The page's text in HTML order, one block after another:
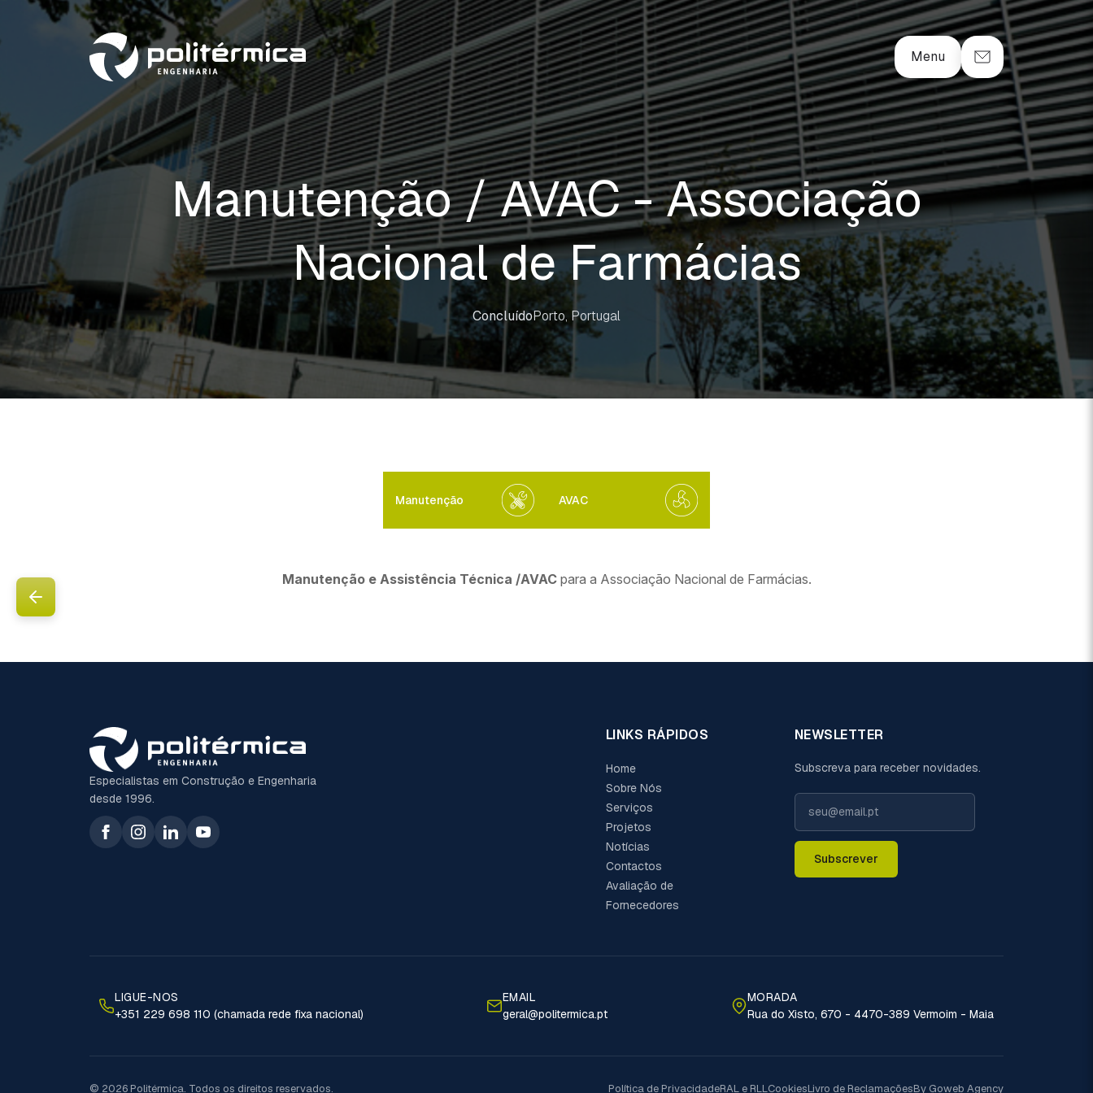
Menu
Manutenção / AVAC - Associação
Nacional de Farmácias
ConcluídoPorto, Portugal
Manutenção AVAC
Manutenção e Assistência Técnica /AVACpara a Associação Nacional de Farmácias.
Especialistas em Construção e Engenharia
desde 1996.
LINKS RÁPIDOS
Home
Sobre Nós
Serviços
Projetos
Notícias
Contactos
Avaliação de
Fornecedores
NEWSLETTER
Subscreva para receber novidades.
Subscrever
LIGUE-NOS
+351 229 698 110 (chamada rede fixa nacional)
EMAIL
geral@politermica.pt
MORADA
Rua do Xisto, 670 - 4470-389 Vermoim - Maia
© 2026 Politérmica. Todos os direitos reservados. Política de PrivacidadeRAL e RLLCookiesLivro de ReclamaçõesBy Goweb Agency